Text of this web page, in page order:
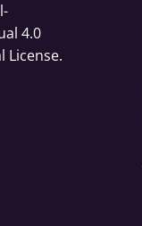
4.0
License.